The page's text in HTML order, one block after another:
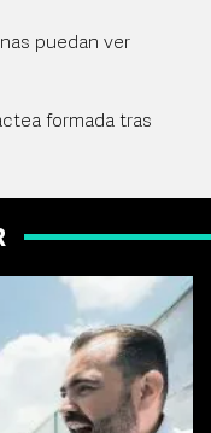
puedan ver
formada tras